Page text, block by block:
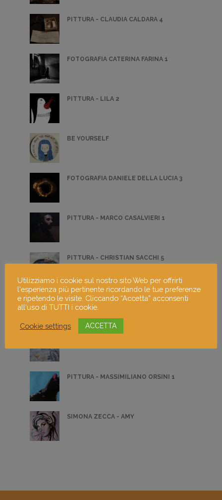
PITTURA - CLAUDIA CALDARA 4
FOTOGRAFIA CATERINA FARINA 1
PITTURA - LILA 2
BE YOURSELF
FOTOGRAFIA DANIELE DELLA LUCIA 3
PITTURA - MARCO CASALVIERI 1
PITTURA - CHRISTIAN SACCHI 5
PRESEPE V
PITTURA - MASSIMILIANO ORSINI 1
SIMONA ZECCA - AMY
Utilizziamo i cookie sul nostro sito Web per offrirti
l'esperienza più pertinente ricordando le tue preferenze
e ripetendo le visite. Cliccando “Accetta” acconsenti
all'uso di TUTTI i cookie.
Cookie settings ACCETTA